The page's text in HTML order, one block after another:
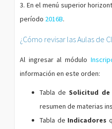
3. En el menú superior
período 2016B.
¿Cómo revisar las Aulas de
Al ingresar al módulo
información en este orden:
Tabla deSolicitud de
resumen de materias
Tabla de Indicadores